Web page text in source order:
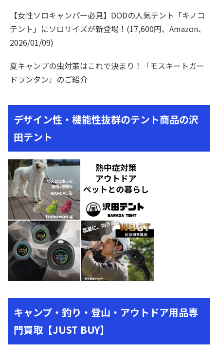
【女性ソロキャンパー必見】DODの人気テント「キノコ
テント」にソロサイズが新登場！(17,600円、Amazon、
2026/01/09)
夏キャンプの虫対策はこれで決まり！「モスキートガー
ドランタン」のご紹介
デザイン性・機能性抜群のテント商品の沢
田テント
キャンプ・釣り・登山・アウトドア用品専
門買取【JUST BUY】